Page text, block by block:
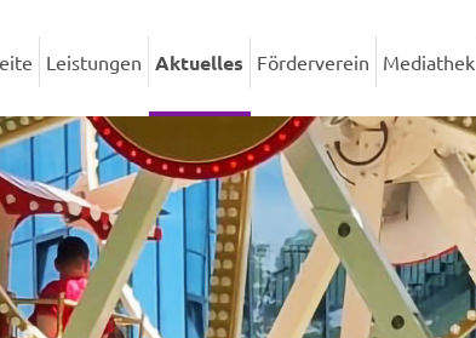
Leistungen Aktuelles Förderverein Mediathek